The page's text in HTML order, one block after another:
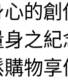
的
之
物